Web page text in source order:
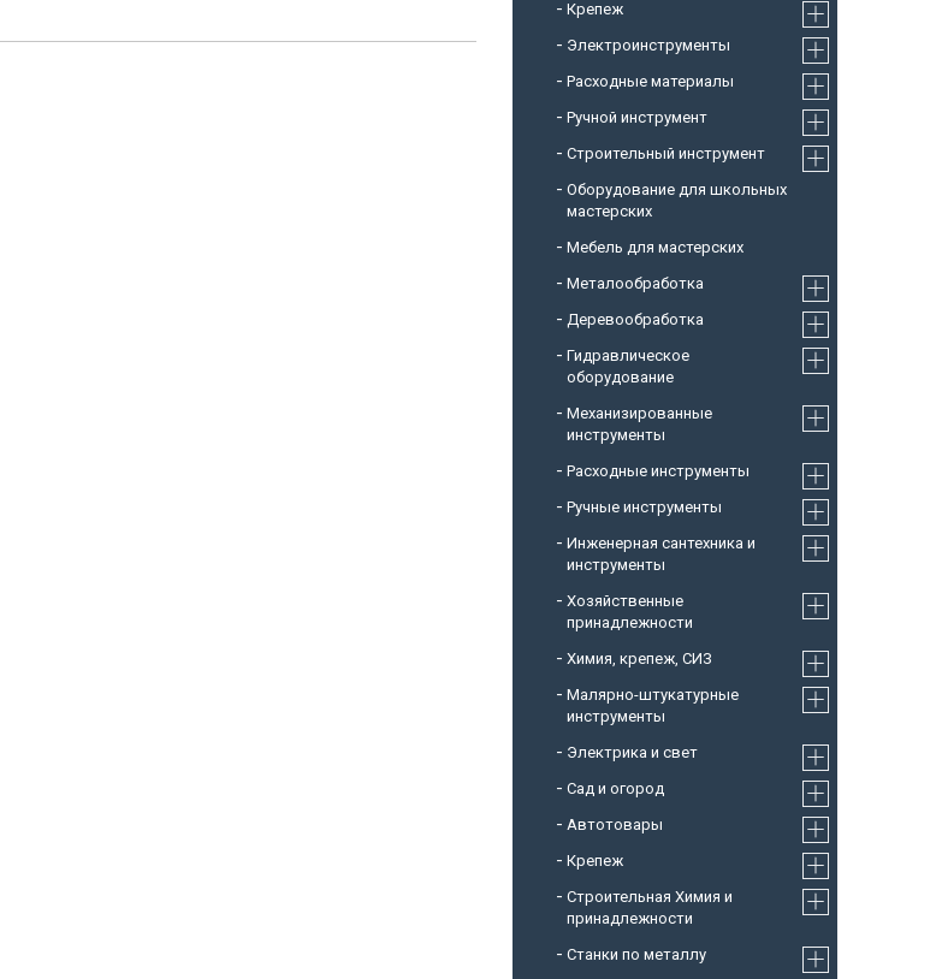
Крепеж
Электроинструменты
Расходные материалы
Ручной инструмент
Строительный инструмент
Оборудование для школьных
мастерских
Мебель для мастерских
Металообработка
Деревообработка
Гидравлическое
оборудование
Механизированные
инструменты
Расходные инструменты
Ручные инструменты
Инженерная сантехника и
инструменты
Хозяйственные
принадлежности
Химия, крепеж, СИЗ
Малярно-штукатурные
инструменты
Электрика и свет
Сад и огород
Автотовары
Крепеж
Строительная Химия и
принадлежности
Станки по металлу